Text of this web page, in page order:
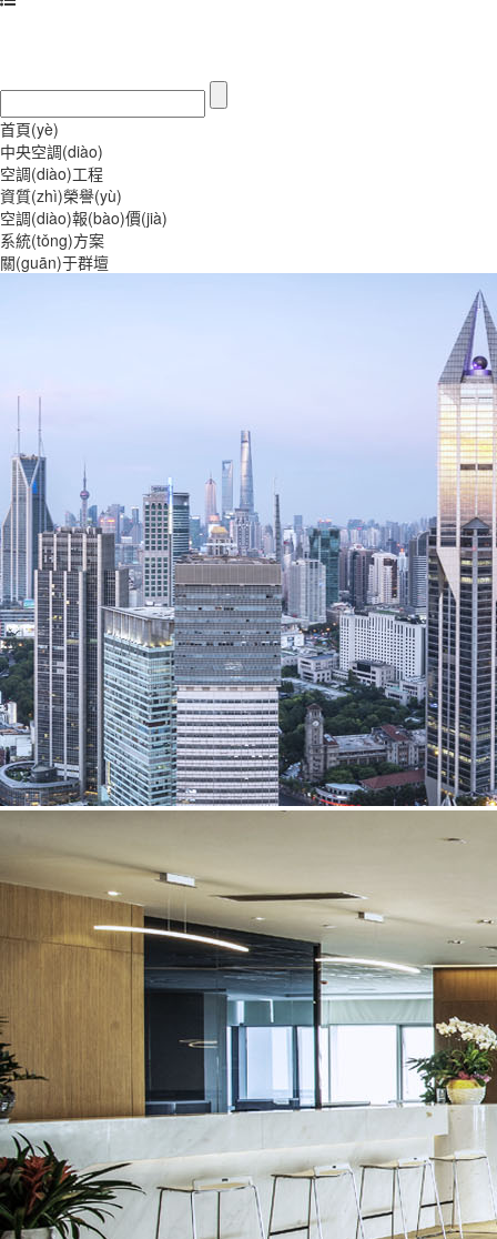
首頁(yè)
中央空調(diào)
空調(diào)工程
資質(zhì)榮譽(yù)
空調(diào)報(bào)價(jià)
系統(tǒng)方案
關(guān)于群壇